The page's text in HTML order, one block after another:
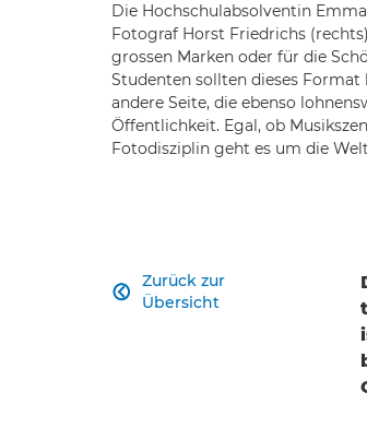
Die Hochschulabsolventin
Fotograf Horst Friedrichs
grossen Marken oder für die
Studenten sollten dieses Format
andere Seite, die ebenso
Öffentlichkeit. Egal, ob
Fotodisziplin geht es um die
Zurück zur
Übersicht
